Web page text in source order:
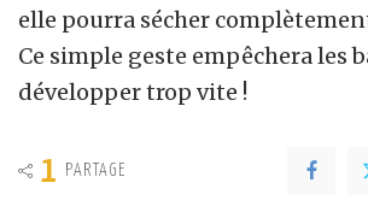
elle pourra sécher
Ce simple geste empêchera les
développer trop vite !
1 PARTAGE